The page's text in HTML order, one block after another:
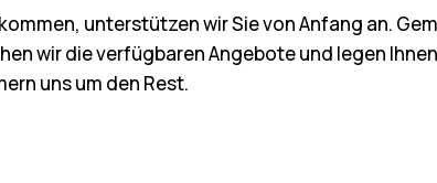
unterstützen wir Sie von Anfang an.
wir die verfügbaren Angebote und legen
uns um den Rest.